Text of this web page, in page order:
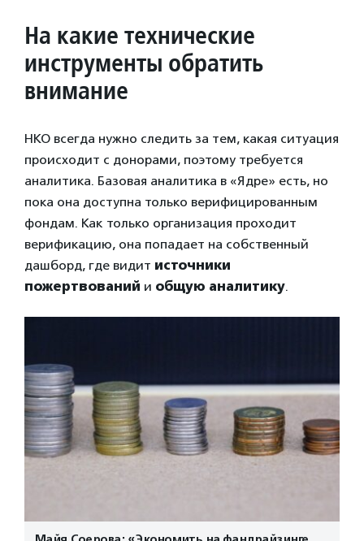
На какие технические
инструменты обратить
внимание
НКО всегда нужно следить за тем, какая ситуация
происходит с донорами, поэтому требуется
аналитика. Базовая аналитика в «Ядре» есть, но
пока она доступна только верифицированным
фондам. Как только организация проходит
верификацию, она попадает на собственный
дашборд, где видит источники
пожертвований и общую аналитику.